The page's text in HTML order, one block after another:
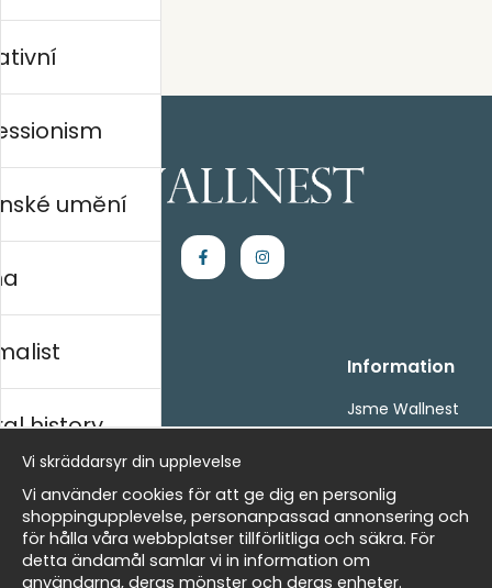
Handla
Villkor
- Returer och återbetalningar
Om cookies
Mina favoriter
Information
Jsme Wallnest
FAQ
Newsletter
umění
history
Vi skräddarsyr din upplevelse
Vi använder cookies för att ge dig en personlig
shoppingupplevelse, personanpassad annonsering och
för hålla våra webbplatser tillförlitliga och säkra. För
detta ändamål samlar vi in information om
användarna, deras mönster och deras enheter.